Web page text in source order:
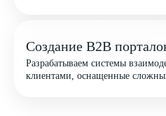
Создание B2B
Разрабатываем системы
клиентами, оснащенные